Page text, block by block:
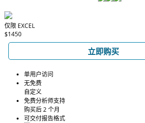
仅限 EXCEL
$1450
立即购买
单用户访问
无免费
自定义
免费分析师支持
购买后 2 个月
可交付报告格式